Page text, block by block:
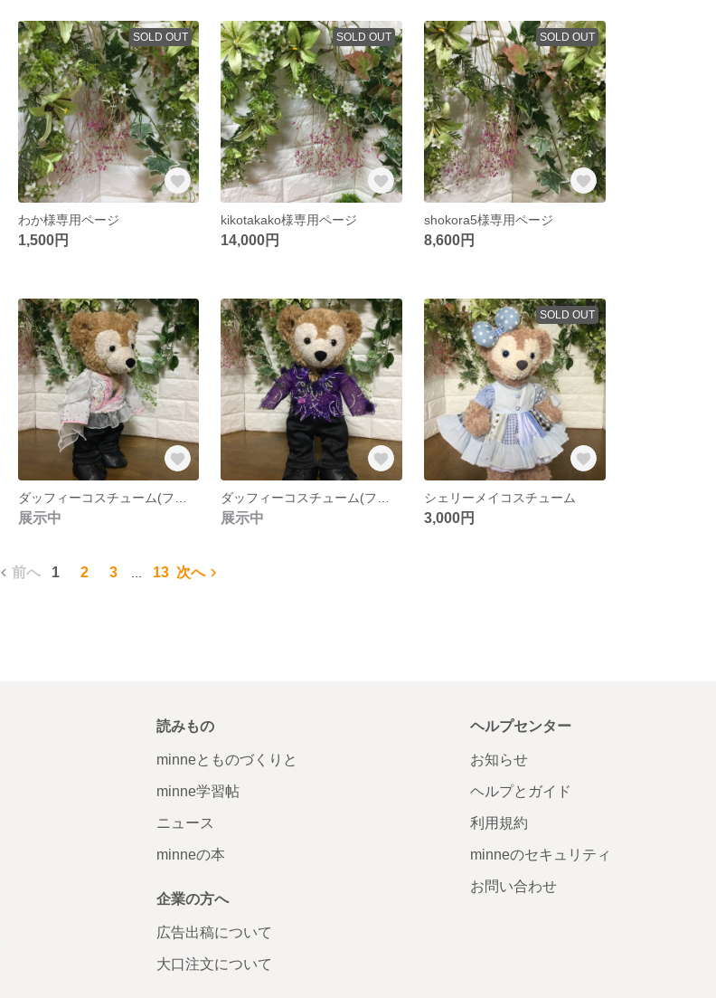
SOLD OUT
わか様専用ページ
1,500円
SOLD OUT
kikotakako様専用ページ
14,000円
SOLD OUT
shokora5様専用ページ
8,600円
展示中 展示中
SOLD OUT
シェリーメイコスチューム
3,000円
前へ 1 2 3 13 次へ
読みもの
minneとものづくりと
minne学習帖
ニュース
minneの本
企業の方へ
広告出稿について
大口注文について
ヘルプセンター
お知らせ
ヘルプとガイド
利用規約
minneのセキュリティ
お問い合わせ